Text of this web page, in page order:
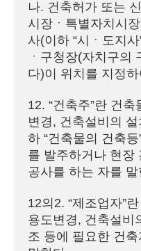
나. 건축허가 또는
시장ㆍ특별자치시
사(이하 “시ㆍ도지
ㆍ구청장(자치구의
다)이 위치를 지정
12. “건축주”란 건
변경, 건축설비의
하 “건축물의 건축
를 발주하거나 현장
공사를 하는 자를 말
12의2. “제조업자”
용도변경, 건축설비
조 등에 필요한 건